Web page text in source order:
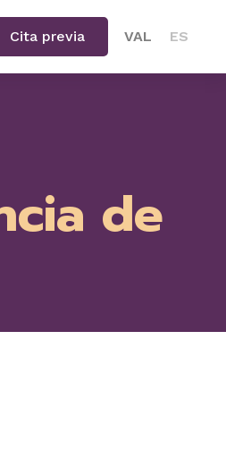
Cita previa VAL ES
de